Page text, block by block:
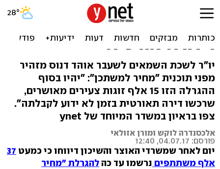
"תרגיל שיווקי במחיר
למשתכן - אלפי זוגות קנו
דירה תיאורטית"
יו"ר לשכת השמאים לשעבר אוהד דנוס מזהיר
מפני תוכנית "מחיר למשתכן": "יהיו בסוף
ההגרלה הזו 15 אלף זוגות צעירים מאושרים,
שרכשו דירה תאורטית בזמן לא ידוע לקבלתה".
צפו בראיון במשדר המיוחד של ynet
אלכסנדרה לוקש ומורן אזולאי
פורסם: 04.07.17, 12:40
יום לאחר שמשרדי האוצר והשיכון דיווחו כי כמעט 37
אלף משתתפים נרשמו עד כהלהגרלת "מחיר